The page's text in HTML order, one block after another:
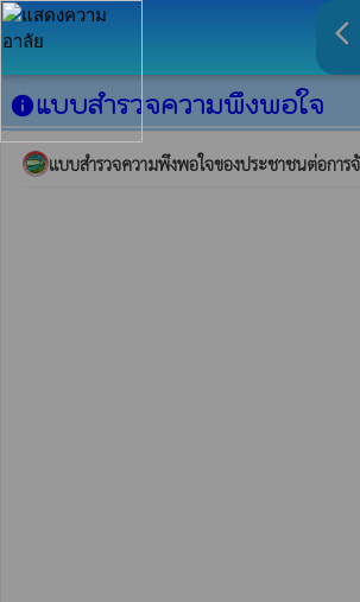
arrow_back_ios
infoแบบสำรวจความพึงพอใจ
แบบสำรวจความพึงพอใจของประชาชนต่อกา